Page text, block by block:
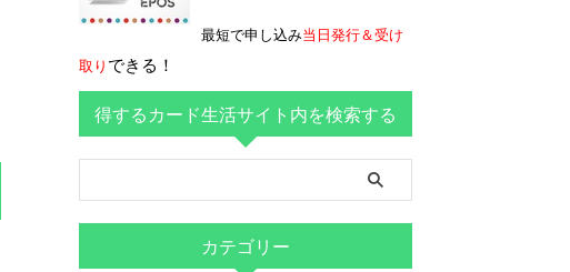
最短で申し込み当日発行＆受け
取り できる！
得するカード生活サイト内を検索する
カテゴリー